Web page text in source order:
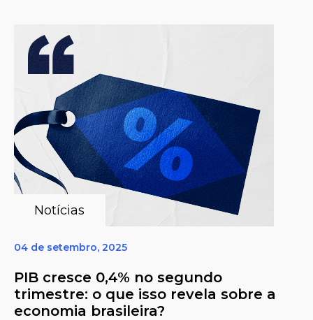
Notícias
04 de setembro, 2025
PIB cresce 0,4% no segundo
trimestre: o que isso revela sobre a
economia brasileira?